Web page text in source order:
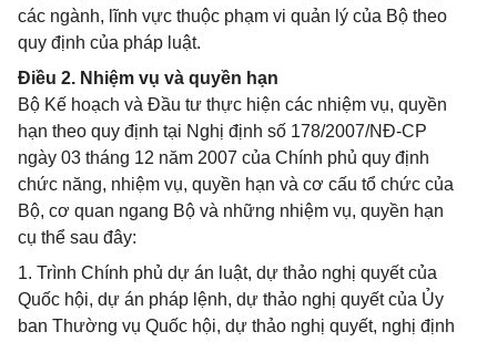
các ngành, lĩnh vực thuộc phạm vi quản lý của Bộ theo
quy định của pháp luật.
Điều 2. Nhiệm vụ và quyền hạn
Bộ Kế hoạch và Đầu tư thực hiện các nhiệm vụ, quyền
hạn theo quy định tại Nghị định số 178/2007/NĐ-CP
ngày 03 tháng 12 năm 2007 của Chính phủ quy định
chức năng, nhiệm vụ, quyền hạn và cơ cấu tổ chức của
Bộ, cơ quan ngang Bộ và những nhiệm vụ, quyền hạn
cụ thể sau đây:
1. Trình Chính phủ dự án luật, dự thảo nghị quyết của
Quốc hội, dự án pháp lệnh, dự thảo nghị quyết của Ủy
ban Thường vụ Quốc hội, dự thảo nghị quyết, nghị định